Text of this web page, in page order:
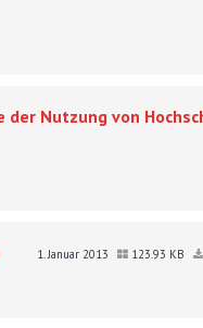
der Nutzung von
1. Januar 2013 123.93 KB